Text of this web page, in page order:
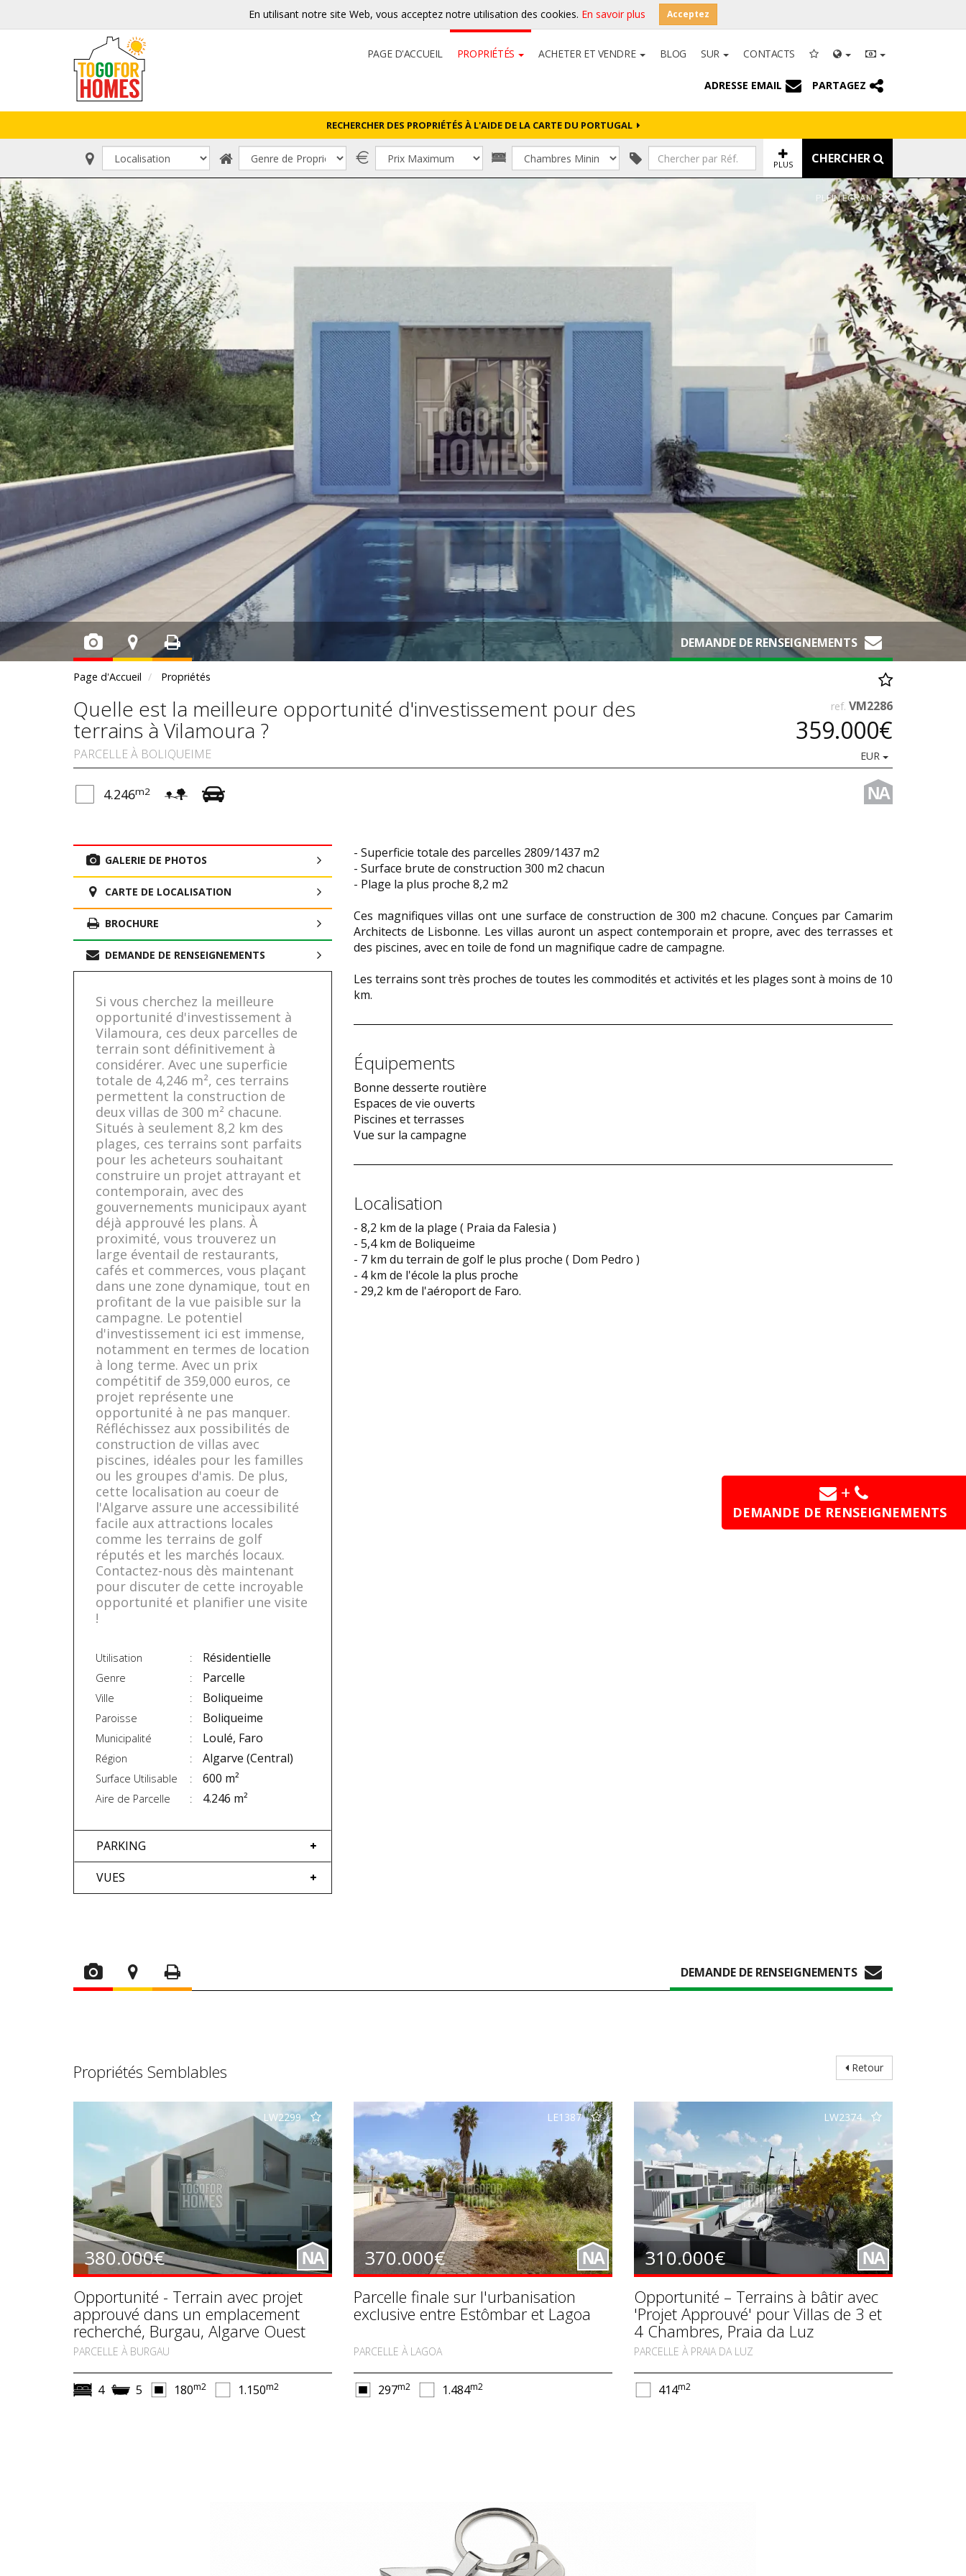
En utilisant notre site Web, vous acceptez notre utilisation des cookies. En savoir plus Acceptez
PAGE D'ACCUEIL PROPRIÉTÉS ACHETER ET VENDRE BLOG SUR CONTACTS
ADRESSE EMAIL PARTAGEZ
RECHERCHER DES PROPRIÉTÉS À L'AIDE DE LA CARTE DU PORTUGAL
PLUS CHERCHER
PLEIN ÉCRAN
DEMANDE DE RENSEIGNEMENTS
Page d'Accueil Propriétés
Quelle est la meilleure opportunité d'investissement pour des
terrains à Vilamoura ?
PARCELLE À BOLIQUEIME
ref. VM2286
359.000€
EUR
NA
4.246m2
GALERIE DE PHOTOS
CARTE DE LOCALISATION
BROCHURE
DEMANDE DE RENSEIGNEMENTS
Si vous cherchez la meilleure
opportunité d'investissement à
Vilamoura, ces deux parcelles de
terrain sont définitivement à
considérer. Avec une superficie
totale de 4,246 m², ces terrains
permettent la construction de
deux villas de 300 m² chacune.
Situés à seulement 8,2 km des
plages, ces terrains sont parfaits
pour les acheteurs souhaitant
construire un projet attrayant et
contemporain, avec des
gouvernements municipaux ayant
déjà approuvé les plans. À
proximité, vous trouverez un
large éventail de restaurants,
cafés et commerces, vous plaçant
dans une zone dynamique, tout en
profitant de la vue paisible sur la
campagne. Le potentiel
d'investissement ici est immense,
notamment en termes de location
à long terme. Avec un prix
compétitif de 359,000 euros, ce
projet représente une
opportunité à ne pas manquer.
Réfléchissez aux possibilités de
construction de villas avec
piscines, idéales pour les familles
ou les groupes d'amis. De plus,
cette localisation au coeur de
l'Algarve assure une accessibilité
facile aux attractions locales
comme les terrains de golf
réputés et les marchés locaux.
Contactez-nous dès maintenant
pour discuter de cette incroyable
opportunité et planifier une visite
!
Utilisation Résidentielle
Genre Parcelle
Ville Boliqueime
Paroisse Boliqueime
Municipalité Loulé, Faro
Région Algarve (Central)
Surface Utilisable 600 m²
Aire de Parcelle 4.246 m²
PARKING
VUES
- Superficie totale des parcelles 2809/1437 m2
- Surface brute de construction 300 m2 chacun
- Plage la plus proche 8,2 m2
Ces magnifiques villas ont une surface de construction de 300 m2 chacune. Conçues par Camarim
Architects de Lisbonne. Les villas auront un aspect contemporain et propre, avec des terrasses et
des piscines, avec en toile de fond un magnifique cadre de campagne.
Les terrains sont très proches de toutes les commodités et activités et les plages sont à moins de 10
km.
Équipements
Bonne desserte routière
Espaces de vie ouverts
Piscines et terrasses
Vue sur la campagne
Localisation
- 8,2 km de la plage ( Praia da Falesia )
- 5,4 km de Boliqueime
- 7 km du terrain de golf le plus proche ( Dom Pedro )
- 4 km de l'école la plus proche
- 29,2 km de l'aéroport de Faro.
DEMANDE DE RENSEIGNEMENTS
Retour
Propriétés Semblables
LW2299
380.000€ NA
Opportunité - Terrain avec projet
approuvé dans un emplacement
recherché, Burgau, Algarve Ouest
PARCELLE À BURGAU
4 5 180m2 1.150m2
LE1387
370.000€ NA
Parcelle finale sur l'urbanisation
exclusive entre Estômbar et Lagoa
PARCELLE À LAGOA
297m2 1.484m2
LW2374
310.000€ NA
Opportunité – Terrains à bâtir avec
'Projet Approuvé' pour Villas de 3 et
4 Chambres, Praia da Luz
PARCELLE À PRAIA DA LUZ
414m2
DEMANDE DE RENSEIGNEMENTS
+